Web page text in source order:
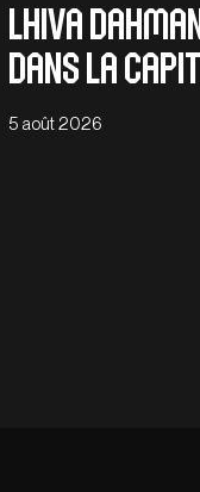
Lhiva
dans la
5 août 2026